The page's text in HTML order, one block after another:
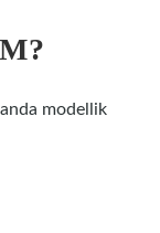
modellik